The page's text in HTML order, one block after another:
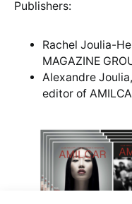
Publishers:
Rachel Joulia-
MAGAZINE
Alexandre
editor of